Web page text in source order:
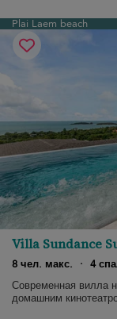
Plai Laem beach
Villa Sundance
8 чел. макс.
· 4
Современная вилла
домашним